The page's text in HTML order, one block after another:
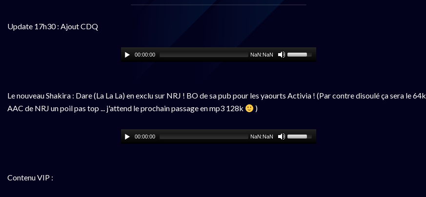
Update 17h30 : Ajout CDQ
00:00:00 NaN:NaN
Le nouveau Shakira : Dare (La La La) en exclu sur NRJ ! BO de sa pub pour les yaourts Activia ! (Par contre disoulé ça sera le 64k
AAC de NRJ un poil pas top ... j'attend le prochain passage en mp3 128k
)
00:00:00 NaN:NaN
Contenu VIP :